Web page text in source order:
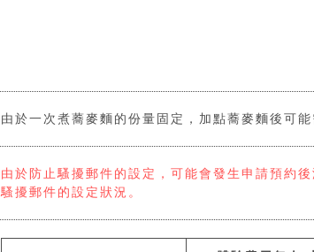
由於一次煮蕎麥麵的份量固定，加點蕎麥麵後可
由於防止騷擾郵件的設定，可能會發生申請預約
騷擾郵件的設定狀況。